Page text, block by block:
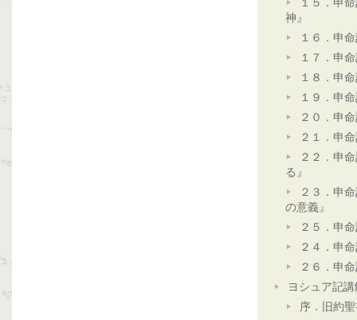
１５．申
神』
１６．申
１７．申
１８．申
１９．申
２０．申
２１．申
２２．申
る』
２３．申
の意義』
２５．申
２４．申
２６．申
ヨシュア記講
序．旧約